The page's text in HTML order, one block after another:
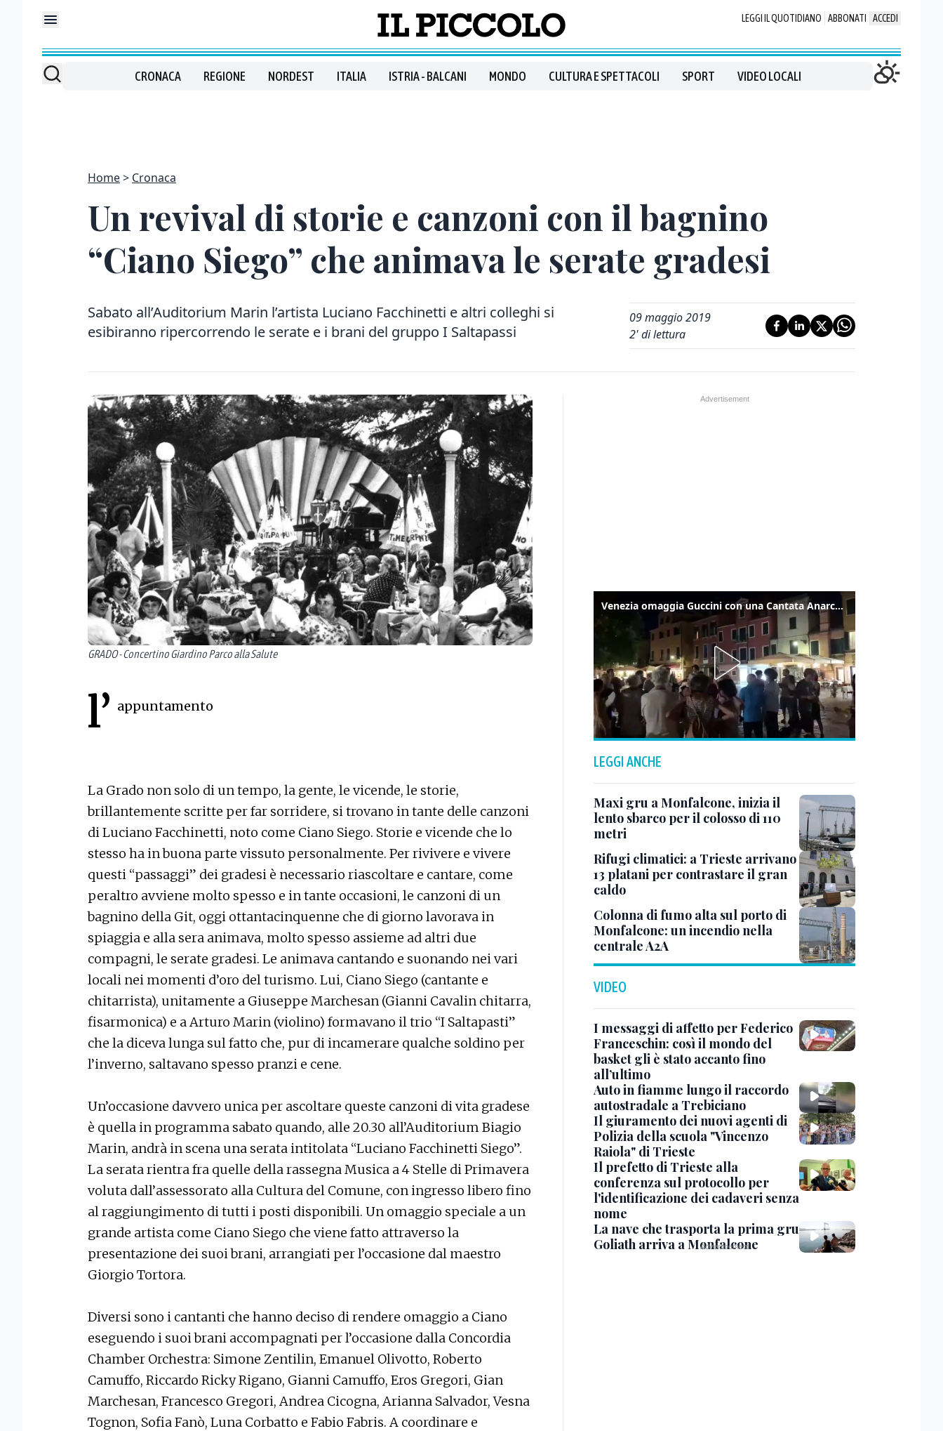
LEGGI IL QUOTIDIANO ABBONATI ACCEDI
CRONACA REGIONE NORDEST ITALIA ISTRIA - BALCANI MONDO CULTURA E SPETTACOLI SPORT VIDEO LOCALI
Home Cronaca
Un revival di storie e canzoni con il bagnino
“Ciano Siego” che animava le serate gradesi
Sabato all’Auditorium Marin l’artista Luciano Facchinetti e altri colleghi si
esibiranno ripercorrendo le serate e i brani del gruppo I Saltapassi
09 maggio 2019
2' di lettura
GRADO - Concertino Giardino Parco alla Salute
l’ appuntamento
La Grado non solo di un tempo, la gente, le vicende, le storie,
brillantemente scritte per far sorridere, si trovano in tante delle canzoni
di Luciano Facchinetti, noto come Ciano Siego. Storie e vicende che lo
stesso ha in buona parte vissuto personalmente. Per rivivere e vivere
questi “passaggi” dei gradesi è necessario riascoltare e cantare, come
peraltro avviene molto spesso e in tante occasioni, le canzoni di un
bagnino della Git, oggi ottantacinquenne che di giorno lavorava in
spiaggia e alla sera animava, molto spesso assieme ad altri due
compagni, le serate gradesi. Le animava cantando e suonando nei vari
locali nei momenti d’oro del turismo. Lui, Ciano Siego (cantante e
chitarrista), unitamente a Giuseppe Marchesan (Gianni Cavalin chitarra,
fisarmonica) e a Arturo Marin (violino) formavano il trio “I Saltapasti”
che la diceva lunga sul fatto che, pur di incamerare qualche soldino per
l’inverno, saltavano spesso pranzi e cene.
Un’occasione davvero unica per ascoltare queste canzoni di vita gradese
è quella in programma sabato quando, alle 20.30 all’Auditorium Biagio
Marin, andrà in scena una serata intitolata “Luciano Facchinetti Siego”.
La serata rientra fra quelle della rassegna Musica a 4 Stelle di Primavera
voluta dall’assessorato alla Cultura del Comune, con ingresso libero fino
al raggiungimento di tutti i posti disponibili. Un omaggio speciale a un
grande artista come Ciano Siego che viene fatto attraverso la
presentazione dei suoi brani, arrangiati per l’occasione dal maestro
Giorgio Tortora.
Diversi sono i cantanti che hanno deciso di rendere omaggio a Ciano
eseguendo i suoi brani accompagnati per l’occasione dalla Concordia
Chamber Orchestra: Simone Zentilin, Emanuel Olivotto, Roberto
Camuffo, Riccardo Ricky Rigano, Gianni Camuffo, Eros Gregori, Gian
Marchesan, Francesco Gregori, Andrea Cicogna, Arianna Salvador, Vesna
Tognon, Sofia Fanò, Luna Corbatto e Fabio Fabris. A coordinare e
Venezia omaggia Guccini con una Cantata Anarchica in campo Santa Margherita
LEGGI ANCHE
Maxi gru a Monfalcone, inizia il
lento sbarco per il colosso di 110
metri
Rifugi climatici: a Trieste arrivano
13 platani per contrastare il gran
caldo
Colonna di fumo alta sul porto di
Monfalcone: un incendio nella
centrale A2A
VIDEO
I messaggi di affetto per Federico
Franceschin: così il mondo del
basket gli è stato accanto fino
all’ultimo
Auto in fiamme lungo il raccordo
autostradale a Trebiciano
Il giuramento dei nuovi agenti di
Polizia della scuola "Vincenzo
Raiola" di Trieste
Il prefetto di Trieste alla
conferenza sul protocollo per
l'identificazione dei cadaveri senza
nome
La nave che trasporta la prima gru
Goliath arriva a Monfalcone